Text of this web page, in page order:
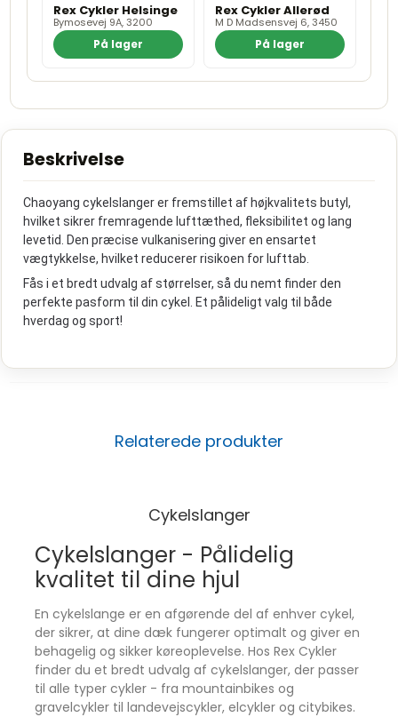
Rex Cykler Helsinge
Bymosevej 9A, 3200
På lager
Rex Cykler Allerød
M D Madsensvej 6, 3450
På lager
Beskrivelse
Chaoyang cykelslanger er fremstillet af højkvalitets butyl,
hvilket sikrer fremragende lufttæthed, fleksibilitet og lang
levetid. Den præcise vulkanisering giver en ensartet
vægtykkelse, hvilket reducerer risikoen for lufttab.
Fås i et bredt udvalg af størrelser, så du nemt finder den
perfekte pasform til din cykel. Et pålideligt valg til både
hverdag og sport!
Relaterede produkter
Cykelslanger
Cykelslanger - Pålidelig
kvalitet til dine hjul
En cykelslange er en afgørende del af enhver cykel,
der sikrer, at dine dæk fungerer optimalt og giver en
behagelig og sikker køreoplevelse. Hos Rex Cykler
finder du et bredt udvalg af cykelslanger, der passer
til alle typer cykler - fra mountainbikes og
gravelcykler til landevejscykler, elcykler og citybikes.